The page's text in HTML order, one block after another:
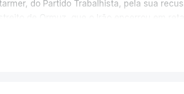
do Partido Trabalhista, pela sua
de Ormuz, que o Irão encerrou em